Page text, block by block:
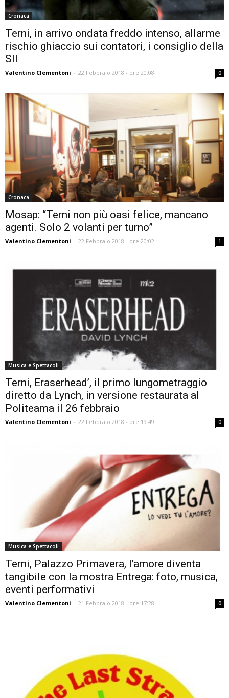
Cronaca
Terni, in arrivo ondata freddo intenso, allarme
rischio ghiaccio sui contatori, i consiglio della
SII
Valentino Clementoni - 22 Febbraio 2018 - ore 20:08 0
Cronaca
Mosap: “Terni non più oasi felice, mancano
agenti. Solo 2 volanti per turno”
Valentino Clementoni - 22 Febbraio 2018 - ore 20:02 1
Musica e Spettacoli
Terni, Eraserhead’, il primo lungometraggio
diretto da Lynch, in versione restaurata al
Politeama il 26 febbraio
Valentino Clementoni - 22 Febbraio 2018 - ore 19:49 0
Musica e Spettacoli
Terni, Palazzo Primavera, l’amore diventa
tangibile con la mostra Entrega: foto, musica,
eventi performativi
Valentino Clementoni - 21 Febbraio 2018 - ore 17:28 0